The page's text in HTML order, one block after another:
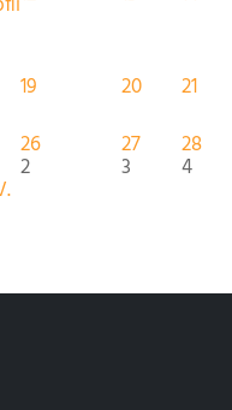
19 20
21
26 27 28
2 3 4